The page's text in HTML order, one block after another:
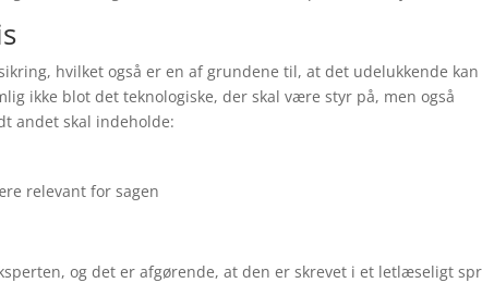
hvilket også er en af grundene til, at det udelukkende kan
ikke blot det teknologiske, der skal være styr på, men også
andet skal indeholde:
relevant for sagen
og det er afgørende, at den er skrevet i et letlæseligt